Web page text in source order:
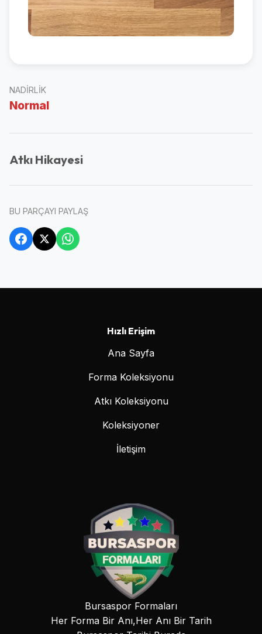
NADIRLIK
Normal
Atkı Hikayesi
BU PARÇAYI PAYLAŞ
Hızlı Erişim
Ana Sayfa
Forma Koleksiyonu
Atkı Koleksiyonu
Koleksiyoner
İletişim
Bursaspor Formaları
Her Forma Bir Anı,Her Anı Bir Tarih